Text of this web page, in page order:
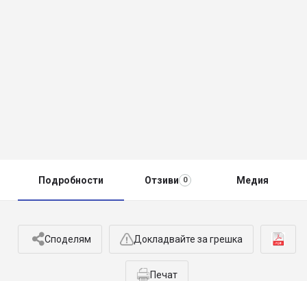
Подробности Отзиви 0 Медия
Споделям Докладвайте за грешка
Печат